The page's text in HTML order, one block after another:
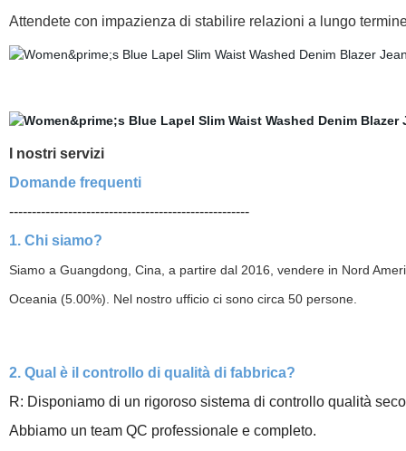
Attendete con impazienza di stabilire relazioni a lungo
I nostri servizi
Domande frequenti
-----------------------------------------------------
1. Chi siamo?
Siamo a Guangdong, Cina, a partire dal 2016, vendere in Nord
Oceania (5.00%). Nel nostro ufficio ci sono circa 50 persone.
2. Qual è il controllo di qualità di fabbrica?
R: Disponiamo di un rigoroso sistema di controllo qualità
Abbiamo un team QC professionale e completo.